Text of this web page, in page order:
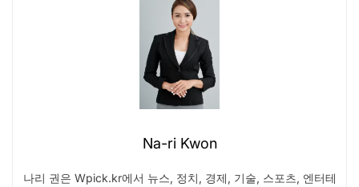
Na-ri Kwon
나리 권은 Wpick.kr에서 뉴스, 정치, 경제, 기술, 스포츠, 엔터테